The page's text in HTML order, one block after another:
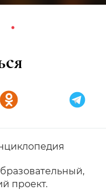
проект.